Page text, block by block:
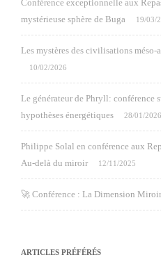
Conférence exceptionnelle aux
mystérieuse sphère de Buga
19/03/
Les mystères des civilisations méso-
10/02/2026
Le générateur de Phryll: conférence
hypothèses énergétiques
28/01/2026
Philippe Solal en conférence aux
Au-delà du miroir
12/11/2025
🚀 Conférence : La Dimension
ARTICLES PRÉFÉRÉS